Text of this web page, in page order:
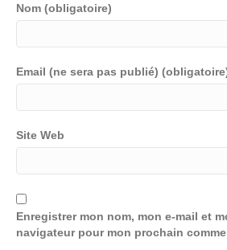
Nom (obligatoire)
Email (ne sera pas publié)
Site Web
Enregistrer mon nom, mon e-mail et
navigateur pour mon prochain